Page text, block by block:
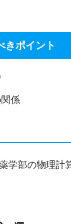
きポイント
係
学部の物理計